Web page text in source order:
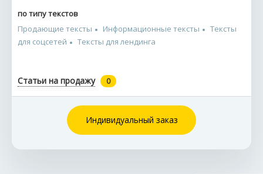
по типу текстов
Продающие тексты
Информационные тексты
Тексты
для соцсетей
Тексты для лендинга
Статьи на продажу 0
Индивидуальный заказ